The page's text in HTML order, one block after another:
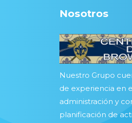
Nosotros
Nuestro Grupo
de experiencia en
administración y
planificación de